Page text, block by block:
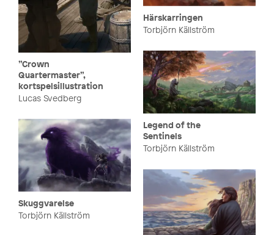
”Crown
Quartermaster”,
kortspelsillustration
Lucas Svedberg
Härskarringen
Torbjörn Källström
Legend of the
Sentinels
Torbjörn Källström
Skuggvarelse
Torbjörn Källström